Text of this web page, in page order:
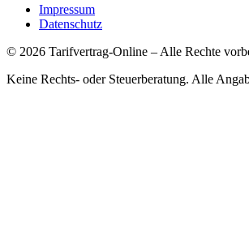
Impressum
Datenschutz
© 2026 Tarifvertrag-Online – Alle Rechte
Keine Rechts- oder Steuerberatung. Alle